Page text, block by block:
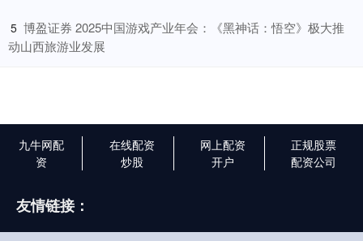
5 ​博盈证券 2025中国游戏产业年会：《黑神话：悟空》极大推
动山西旅游业发展
九牛网配
资
在线配资
炒股
网上配资
开户
正规股票
配资公司
友情链接：